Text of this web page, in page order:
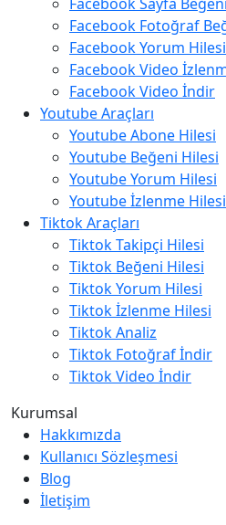
Facebook Fotoğraf
Facebook Yorum Hilesi
Facebook Video
Facebook Video İndir
Youtube Araçları
Youtube Abone Hilesi
Youtube Beğeni Hilesi
Youtube Yorum Hilesi
Youtube İzlenme Hilesi
Tiktok Araçları
Tiktok Takipçi Hilesi
Tiktok Beğeni Hilesi
Tiktok Yorum Hilesi
Tiktok İzlenme Hilesi
Tiktok Analiz
Tiktok Fotoğraf İndir
Tiktok Video İndir
Kurumsal
Hakkımızda
Kullanıcı Sözleşmesi
Blog
İletişim